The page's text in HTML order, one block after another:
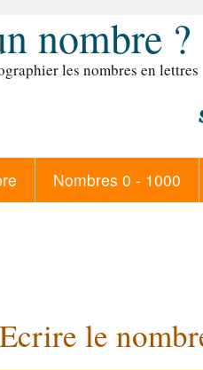
nombre ?
les nombres en lettres
Nombres 0 - 1000
Ecrire le